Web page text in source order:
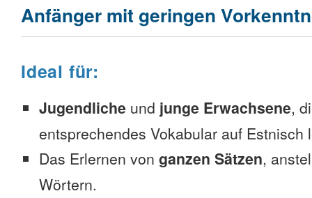
Anfänger mit geringen
Ideal für:
Jugendliche und junge Erwachsene,
entsprechendes Vokabular auf Estnisch
Das Erlernen von ganzen Sätzen,
Wörtern.